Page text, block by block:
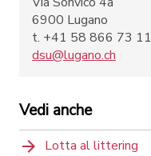
6900 Lugano
t. +41 58 866 73 11
dsu@lugano.ch
Vedi anche
Lotta al littering